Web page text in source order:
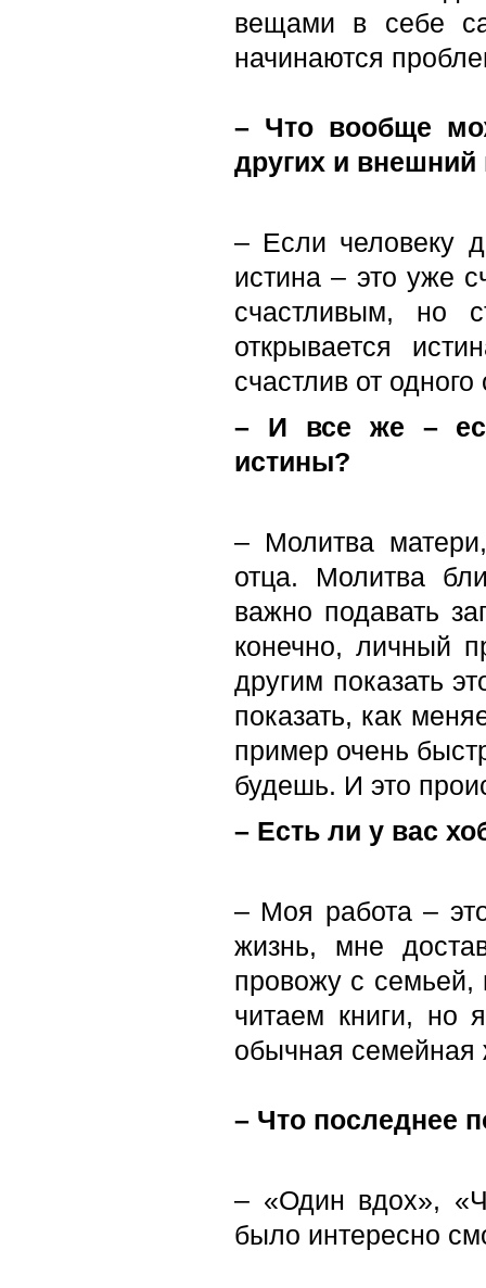
вещами в себе
начинаются
– Что вообще
других и внешний
– Если человеку
истина – это уже
счастливым, но
открывается
счастлив от
– И все же –
истины?
– Молитва
отца. Молитва
важно подавать
конечно, личный
другим показать
показать, как
пример очень
будешь. И это
– Есть ли у вас
– Моя работа –
жизнь, мне
провожу с семьей,
читаем книги, но
обычная семейная
– Что последнее
– «Один вдох»,
было интересно